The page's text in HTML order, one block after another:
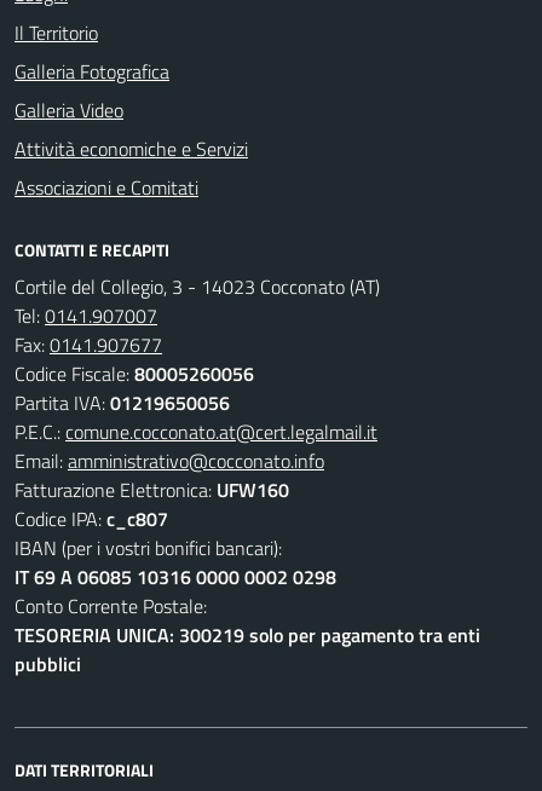
Il Territorio
Galleria Fotografica
Galleria Video
Attività economiche e Servizi
Associazioni e Comitati
CONTATTI E RECAPITI
Cortile del Collegio, 3 - 14023 Cocconato (AT)
Tel:0141.907007
Fax:0141.907677
Codice Fiscale:80005260056
Partita IVA:01219650056
P.E.C.:comune.cocconato.at@cert.legalmail.it
Email:amministrativo@cocconato.info
Fatturazione Elettronica: UFW160
Codice IPA:c_c807
IBAN (per i vostri bonifici bancari):
IT 69 A 06085 10316 0000 0002 0298
Conto Corrente Postale:
TESORERIA UNICA: 300219 solo per pagamento tra enti
pubblici
DATI TERRITORIALI